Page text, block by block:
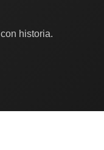
historia.